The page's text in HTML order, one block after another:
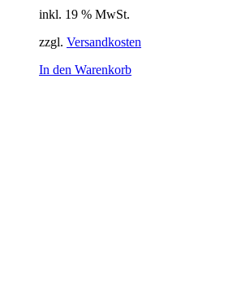
war:
ist:
inkl. 19 % MwSt.
zzgl. Versandkosten
In den Warenkorb